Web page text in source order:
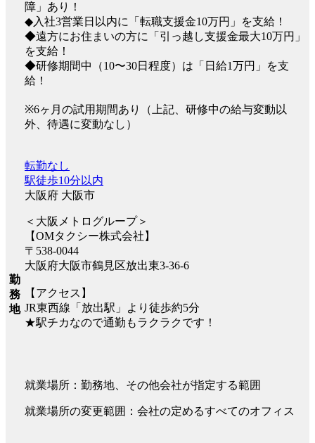
障」あり！
◆入社3営業日以内に「転職支援金10万円」を支給！
◆遠方にお住まいの方に「引っ越し支援金最大10万円」
を支給！
◆研修期間中（10〜30日程度）は「日給1万円」を支
給！
※6ヶ月の試用期間あり（上記、研修中の給与変動以
外、待遇に変動なし）
勤
務
地
転勤なし
駅徒歩10分以内
大阪府 大阪市
＜大阪メトログループ＞
【OMタクシー株式会社】
〒538-0044
大阪府大阪市鶴見区放出東3-36-6
【アクセス】
JR東西線「放出駅」より徒歩約5分
★駅チカなので通勤もラクラクです！
就業場所：勤務地、その他会社が指定する範囲
就業場所の変更範囲：会社の定めるすべてのオフィス